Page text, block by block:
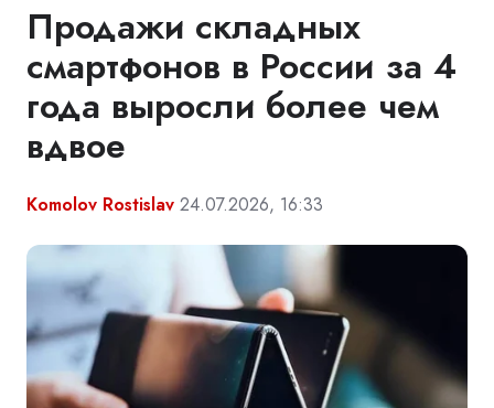
Продажи складных
смартфонов в России за 4
года выросли более чем
вдвое
Komolov Rostislav 24.07.2026, 16:33